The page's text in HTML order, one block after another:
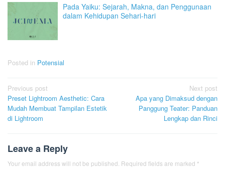
Pada Yaiku: Sejarah, Makna, dan Penggunaan
dalam Kehidupan Sehari-hari
Posted in Potensial
Post
navigation
Previous post
Preset Lightroom Aesthetic: Cara
Mudah Membuat Tampilan Estetik
di Lightroom
Next post
Apa yang Dimaksud dengan
Panggung Teater: Panduan
Lengkap dan Rinci
Leave a Reply
Your email address will not be published. Required fields are marked *